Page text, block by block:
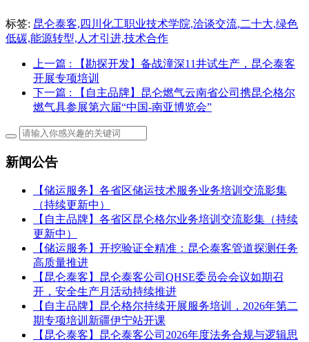
标签: 昆仑泰客,四川化工职业技术学院,洽谈交流,二十大,绿色
低碳,能源转型,人才引进,技术合作
上一篇 : 【勘探开发】备战潼深11井试生产，昆仑泰客
开展专项培训
下一篇 : 【自主品牌】昆仑燃气云南省公司携昆仑格尔
燃气具参展第六届“中国-南亚博览会”
新闻公告
【储运服务】各省区储运技术服务业务培训交流影集
（持续更新中）
【自主品牌】各省区昆仑格尔业务培训交流影集（持续
更新中）
【储运服务】开挖验证全精准：昆仑泰客管道探测任务
高质量推进
【昆仑泰客】昆仑泰客公司QHSE委员会会议如期召
开，安全生产月活动持续推进
【自主品牌】昆仑格尔持续开展服务培训，2026年第二
期专项培训新疆伊宁站开课
【昆仑泰客】昆仑泰客公司2026年度法务合规与逻辑思